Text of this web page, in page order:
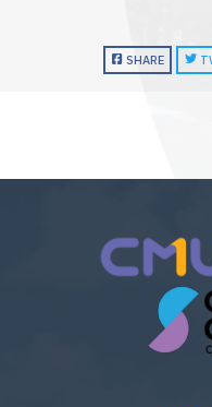
SHARE